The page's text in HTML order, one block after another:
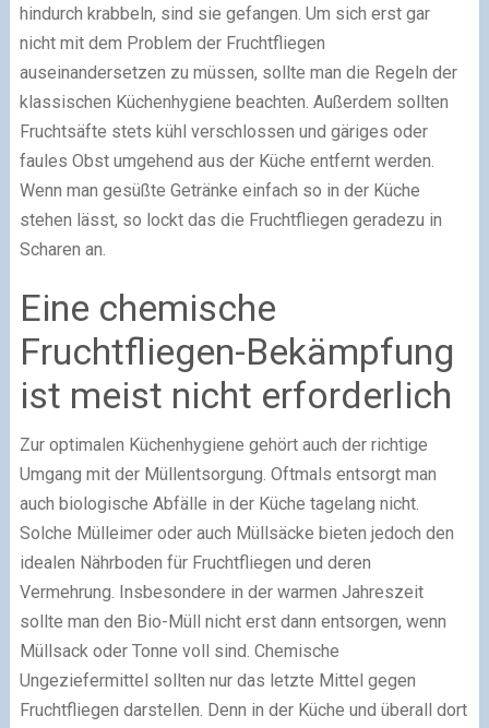
hindurch krabbeln, sind sie gefangen. Um sich erst gar
nicht mit dem Problem der Fruchtfliegen
auseinandersetzen zu müssen, sollte man die Regeln der
klassischen Küchenhygiene beachten. Außerdem sollten
Fruchtsäfte stets kühl verschlossen und gäriges oder
faules Obst umgehend aus der Küche entfernt werden.
Wenn man gesüßte Getränke einfach so in der Küche
stehen lässt, so lockt das die Fruchtfliegen geradezu in
Scharen an.
Eine chemische
Fruchtfliegen-Bekämpfung
ist meist nicht erforderlich
Zur optimalen Küchenhygiene gehört auch der richtige
Umgang mit der Müllentsorgung. Oftmals entsorgt man
auch biologische Abfälle in der Küche tagelang nicht.
Solche Mülleimer oder auch Müllsäcke bieten jedoch den
idealen Nährboden für Fruchtfliegen und deren
Vermehrung. Insbesondere in der warmen Jahreszeit
sollte man den Bio-Müll nicht erst dann entsorgen, wenn
Müllsack oder Tonne voll sind. Chemische
Ungeziefermittel sollten nur das letzte Mittel gegen
Fruchtfliegen darstellen. Denn in der Küche und überall dort